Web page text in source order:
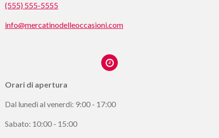
(555) 555-5555
info@mercatinodelleoccasioni.com
Orari di apertura
Dal lunedì al venerdì: 9:00 - 17:00
Sabato: 10:00 - 15:00